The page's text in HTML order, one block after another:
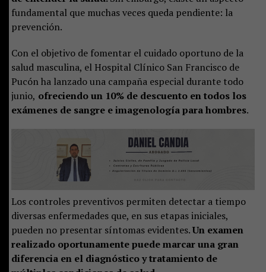
fundamental que muchas veces queda pendiente: la
prevención.
Con el objetivo de fomentar el cuidado oportuno de la
salud masculina, el Hospital Clínico San Francisco de
Pucón ha lanzado una campaña especial durante todo
junio, ofreciendo un 10% de descuento en todos los
exámenes de sangre e imagenología para hombres.
Los controles preventivos permiten detectar a tiempo
diversas enfermedades que, en sus etapas iniciales,
pueden no presentar síntomas evidentes.Un examen
realizado oportunamente puede marcar una gran
diferencia en el diagnóstico y tratamiento de